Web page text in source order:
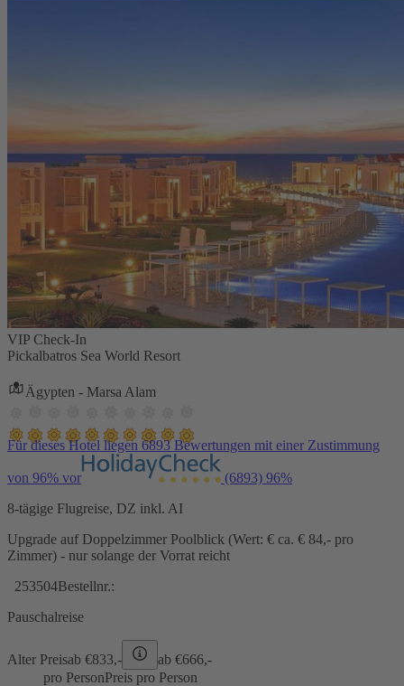
VIP Check-In
Pickalbatros Sea World Resort
Ägypten - Marsa Alam
Für dieses Hotel liegen 6893 Bewertungen mit einer Zustimmung
von 96% vor (6893) 96%
8-tägige Flugreise, DZ inkl. AI
Upgrade auf Doppelzimmer Poolblick (Wert: € ca. € 84,- pro
Zimmer) - nur solange der Vorrat reicht
253504Bestellnr.:
Pauschalreise
Alter Preisab €833,- ab €666,-
pro PersonPreis pro Person